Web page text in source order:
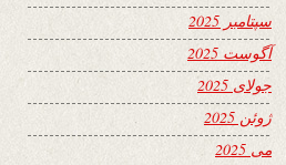
سپتامبر 2025
آگوست 2025
جولای 2025
ژوئن 2025
می 2025